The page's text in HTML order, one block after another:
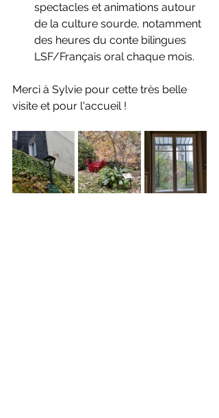
spectacles et animations autour
de la culture sourde, notamment
des heures du conte bilingues
LSF/Français oral chaque mois.
Merci à Sylvie pour cette très belle
visite et pour l'accueil !